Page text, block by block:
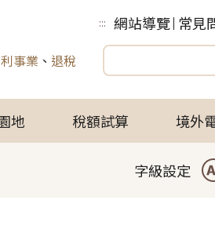
::: 網站導覽 常見
事業 、 退稅
地 稅額試算 境外
字級設定